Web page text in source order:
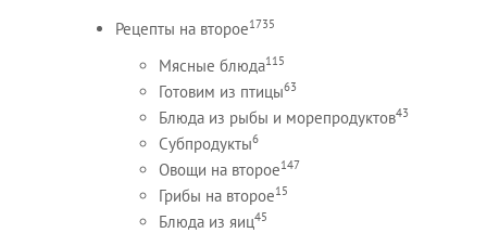
Рецепты на второе1735
Мясные блюда115
Готовим из птицы63
Блюда из рыбы и морепродуктов43
Субпродукты6
Овощи на второе147
Грибы на второе15
Блюда из яиц45